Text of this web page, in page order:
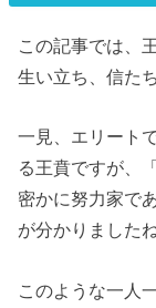
この記事では、
生い立ち、信た
一見、エリート
る王賁ですが、
密かに努力家で
が分かりましたね
このような一人